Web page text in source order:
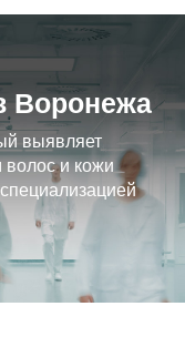
Воронежа
выявляет
волос и кожи